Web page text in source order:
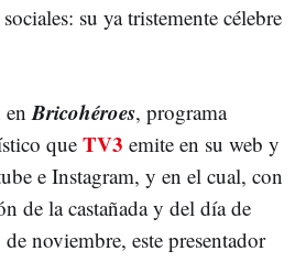
su ya tristemente célebre
enBricohéroes, programa
que TV3 emite en su web y
e Instagram, y en el cual, con
de la castañada y del día de
noviembre, este presentador